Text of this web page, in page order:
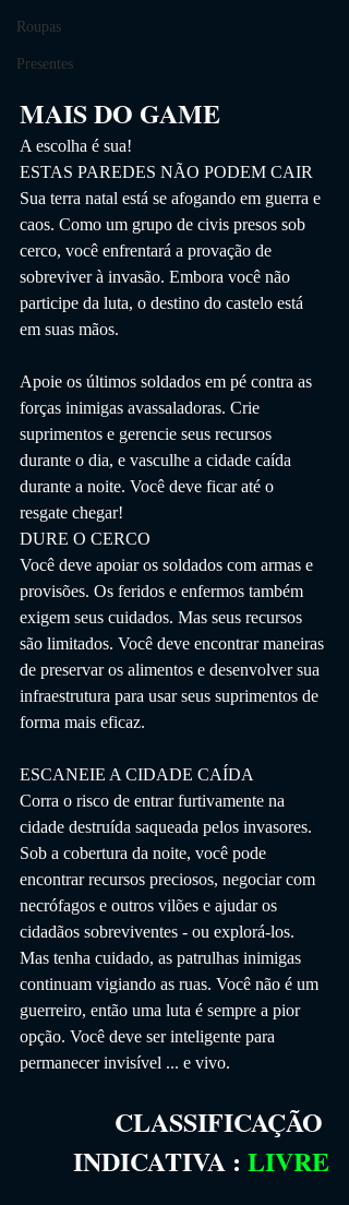
Roupas
Presentes
MAIS DO GAME
A escolha é sua!
ESTAS PAREDES NÃO PODEM CAIR
Sua terra natal está se afogando em guerra e
caos. Como um grupo de civis presos sob
cerco, você enfrentará a provação de
sobreviver à invasão. Embora você não
participe da luta, o destino do castelo está
em suas mãos.
Apoie os últimos soldados em pé contra as
forças inimigas avassaladoras. Crie
suprimentos e gerencie seus recursos
durante o dia, e vasculhe a cidade caída
durante a noite. Você deve ficar até o
resgate chegar!
DURE O CERCO
Você deve apoiar os soldados com armas e
provisões. Os feridos e enfermos também
exigem seus cuidados. Mas seus recursos
são limitados. Você deve encontrar maneiras
de preservar os alimentos e desenvolver sua
infraestrutura para usar seus suprimentos de
forma mais eficaz.
ESCANEIE A CIDADE CAÍDA
Corra o risco de entrar furtivamente na
cidade destruída saqueada pelos invasores.
Sob a cobertura da noite, você pode
encontrar recursos preciosos, negociar com
necrófagos e outros vilões e ajudar os
cidadãos sobreviventes - ou explorá-los.
Mas tenha cuidado, as patrulhas inimigas
continuam vigiando as ruas. Você não é um
guerreiro, então uma luta é sempre a pior
opção. Você deve ser inteligente para
permanecer invisível ... e vivo.
CLASSIFICAÇÃO
INDICATIVA : LIVRE